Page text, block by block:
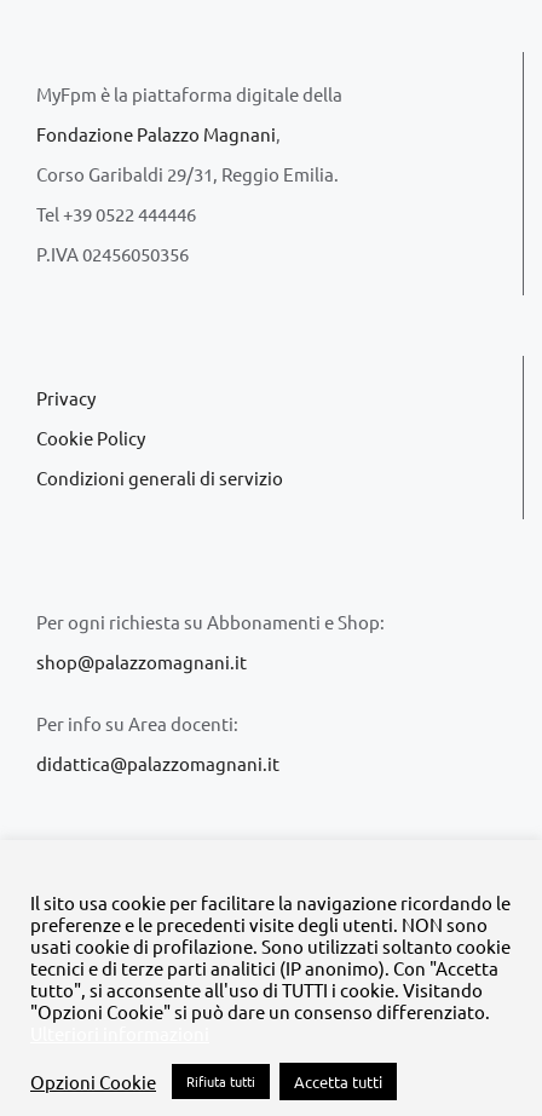
MyFpm è la piattaforma digitale della
Fondazione Palazzo Magnani,
Corso Garibaldi 29/31, Reggio Emilia.
Tel +39 0522 444446
P.IVA 02456050356
Privacy
Cookie Policy
Condizioni generali di servizio
Per ogni richiesta su Abbonamenti e Shop:
shop@palazzomagnani.it
Per info su Area docenti:
didattica@palazzomagnani.it
© Copyright 2020 -2026 | Tutti i diritti riservati | MyFpm è un
progetto dellaFondazione Palazzo Magnani
FacebookInstagram
TwitterLinkedInYouTube
Il sito usa cookie per facilitare la navigazione ricordando le
preferenze e le precedenti visite degli utenti. NON sono
usati cookie di profilazione. Sono utilizzati soltanto cookie
tecnici e di terze parti analitici (IP anonimo). Con "Accetta
tutto", si acconsente all'uso di TUTTI i cookie. Visitando
"Opzioni Cookie" si può dare un consenso differenziato.
Opzioni Cookie Rifiuta tutti Accetta tutti